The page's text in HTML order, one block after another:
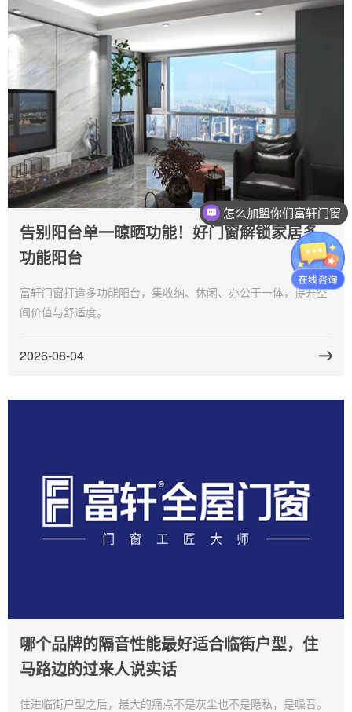
告别阳台单一晾晒功能！好门窗解锁家居多
功能阳台
富轩门窗打造多功能阳台，集收纳、休闲、办公于一体，提升空
间价值与舒适度。
2026-08-04
哪个品牌的隔音性能最好适合临街户型，住
马路边的过来人说实话
住进临街户型之后，最大的痛点不是灰尘也不是隐私，是噪音。
怎么加盟你们富轩门窗